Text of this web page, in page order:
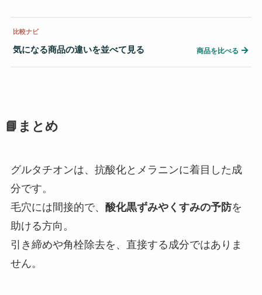
比較ナビ
気になる商品の違いを並べて見る 商品を比べる →
📘まとめ
グルタチオンは、抗酸化とメラニンに着目した成
分です。
毛穴には間接的で、 酸化黒ずみやくすみの予防を
助ける方向。
引き締めや角栓除去を、直接する成分ではありま
せん。